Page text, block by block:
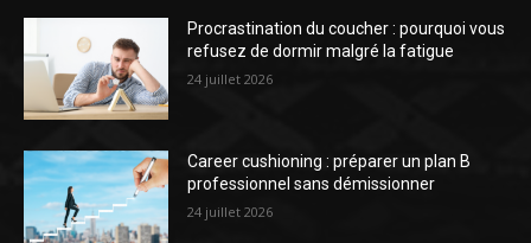
Procrastination du coucher : pourquoi vous
refusez de dormir malgré la fatigue
24 juillet 2026
Career cushioning : préparer un plan B
professionnel sans démissionner
24 juillet 2026